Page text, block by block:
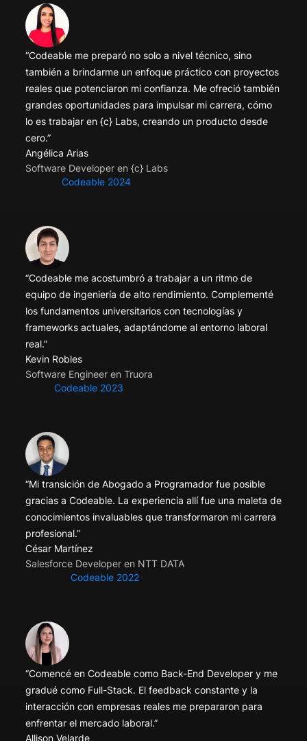
“Codeable me preparó no solo a nivel técnico, sino
también a brindarme un enfoque práctico con proyectos
reales que potenciaron mi confianza. Me ofreció también
grandes oportunidades para impulsar mi carrera, cómo
lo es trabajar en {c} Labs, creando un producto desde
cero.”
Angélica Arias
Software Developer en {c} Labs
Codeable 2024
“Codeable me acostumbró a trabajar a un ritmo de
equipo de ingeniería de alto rendimiento. Complementé
los fundamentos universitarios con tecnologías y
frameworks actuales, adaptándome al entorno laboral
real.”
Kevin Robles
Software Engineer en Truora
Codeable 2023
“Mi transición de Abogado a Programador fue posible
gracias a Codeable. La experiencia allí fue una maleta de
conocimientos invaluables que transformaron mi carrera
profesional.”
César Martínez
Salesforce Developer en NTT DATA
Codeable 2022
“Comencé en Codeable como Back-End Developer y me
gradué como Full-Stack. El feedback constante y la
interacción con empresas reales me prepararon para
enfrentar el mercado laboral.”
Allison Velarde